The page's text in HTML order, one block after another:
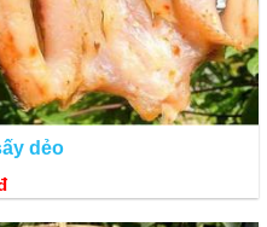
Cá lưỡi trâu
bỏ xương vì xương cá mềm.
khi cần lấy ra dùng đều ok!!!
món khác từ cá lưỡi trâu như:
dẻo